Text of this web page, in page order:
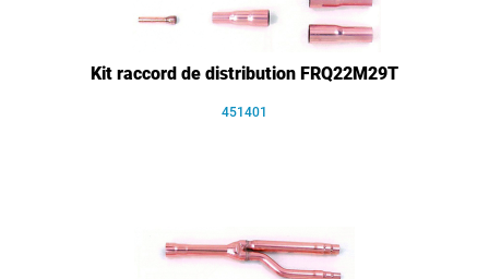
Kit raccord de distribution FRQ22M29T
451401